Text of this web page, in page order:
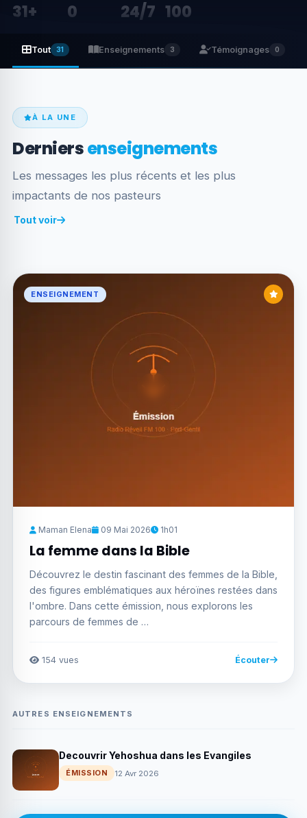
31+ 0 24/7 100
Tout 31 Enseignements 3 Témoignages 0
À LA UNE
Derniersenseignements
Les messages les plus récents et les plus
impactants de nos pasteurs
Tout voir
ENSEIGNEMENT
Maman Elena 09 Mai 2026 1h01
La femme dans la Bible
Découvrez le destin fascinant des femmes de la Bible,
des figures emblématiques aux héroïnes restées dans
l'ombre. Dans cette émission, nous explorons les
parcours de femmes de …
154 vues Écouter
AUTRES ENSEIGNEMENTS
Decouvrir Yehoshua dans les Evangiles
ÉMISSION 12 Avr 2026